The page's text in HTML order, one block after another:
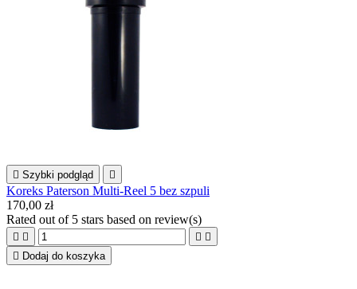
 Szybki podgląd 
Koreks Paterson Multi-Reel 5 bez szpuli
170,00 zł
Rated out of 5 stars based on review(s)
   
 Dodaj do koszyka